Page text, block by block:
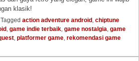
klasik!
Tagged action adventure android, chiptune
, game indie terbaik, game nostalgia, game
, platformer game, rekomendasi game